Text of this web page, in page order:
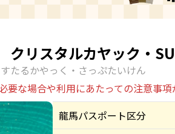
リスタルカヤック・
たるかやっく・さっぷたいけん
な場合や利用にあたっての注意事
龍馬パスポート区分